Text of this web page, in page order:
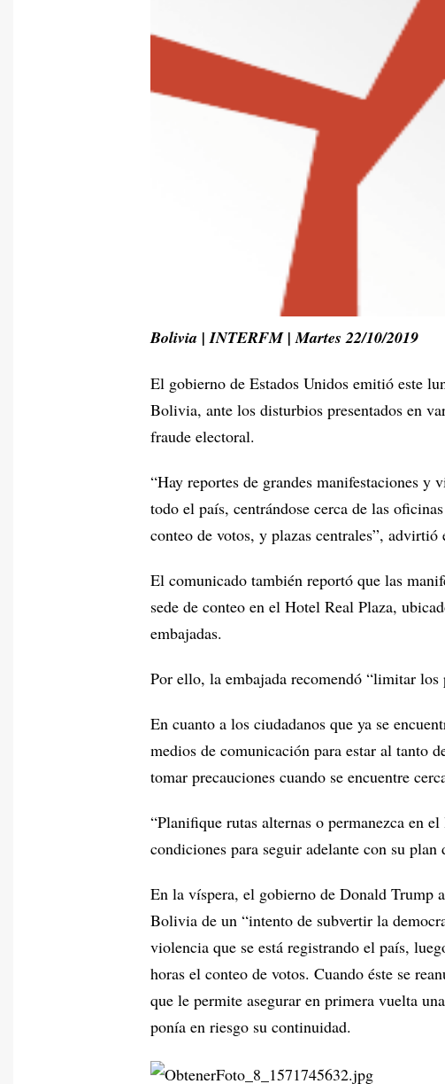
Bolivia | INTERFM | Martes 22/10/2019
El gobierno de Estados Unidos emitió este
Bolivia, ante los disturbios presentados en
fraude electoral.
“Hay reportes de grandes manifestaciones
todo el país, centrándose cerca de las
conteo de votos, y plazas centrales”, advirtió
El comunicado también reportó que las
sede de conteo en el Hotel Real Plaza,
embajadas.
Por ello, la embajada recomendó “limitar
En cuanto a los ciudadanos que ya se
medios de comunicación para estar al tanto
tomar precauciones cuando se encuentre
“Planifique rutas alternas o permanezca en
condiciones para seguir adelante con su
En la víspera, el gobierno de Donald Trump
Bolivia de un “intento de subvertir la
violencia que se está registrando el país,
horas el conteo de votos. Cuando éste se
que le permite asegurar en primera vuelta
ponía en riesgo su continuidad.